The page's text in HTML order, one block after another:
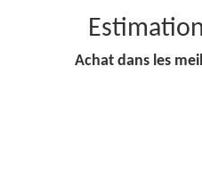
Achat dans les